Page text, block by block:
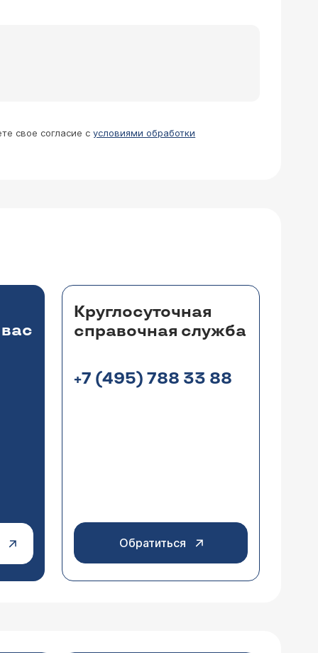
ректально 1 на ночь. Источник
при моём ТУЗИ
в норме. Посев выявил
лечения: 1-10 день - Ципробай,
не проходят, дополнительно
курс лечения? Что необходимо
следовать рекомендациям
с этим бороться?
приема
диагноза исследования и определит тактику лечения.
свое согласие сусловиями обработки
Круглосуточная
справочная служба
+7 (495) 788 33 88
Обратиться